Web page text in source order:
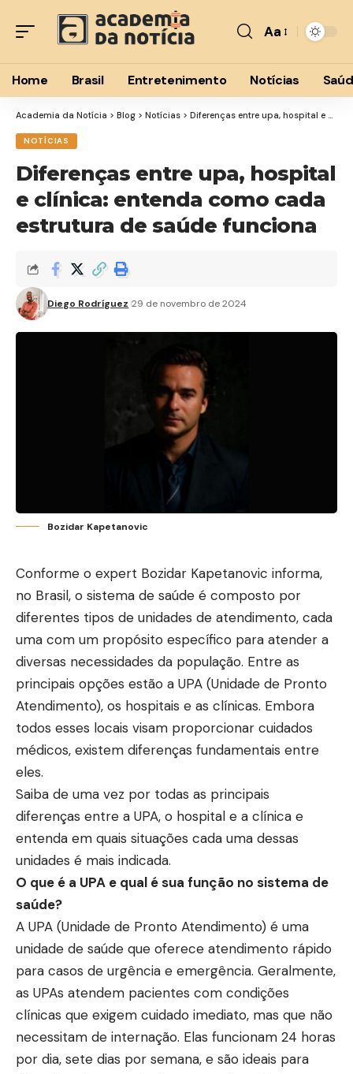
Font
Resizer
Aa
Home Brasil Entretenimento Notícias
Academia da Notícia > Blog > Notícias > Diferenças entre upa, hospital e clínica: entenda como cada estrutura de saúde funciona
NOTÍCIAS
Diferenças entre upa, hospital
e clínica: entenda como cada
estrutura de saúde funciona
Diego Rodríguez 29 de novembro de 2024
Bozidar Kapetanovic
Conforme o expert Bozidar Kapetanovic informa,
no Brasil, o sistema de saúde é composto por
diferentes tipos de unidades de atendimento, cada
uma com um propósito específico para atender a
diversas necessidades da população. Entre as
principais opções estão a UPA (Unidade de Pronto
Atendimento), os hospitais e as clínicas. Embora
todos esses locais visam proporcionar cuidados
médicos, existem diferenças fundamentais entre
eles.
Saiba de uma vez por todas as principais
diferenças entre a UPA, o hospital e a clínica e
entenda em quais situações cada uma dessas
unidades é mais indicada.
O que é a UPA e qual é sua função no sistema de
saúde?
A UPA (Unidade de Pronto Atendimento) é uma
unidade de saúde que oferece atendimento rápido
para casos de urgência e emergência. Geralmente,
as UPAs atendem pacientes com condições
clínicas que exigem cuidado imediato, mas que não
necessitam de internação. Elas funcionam 24 horas
por dia, sete dias por semana, e são ideais para